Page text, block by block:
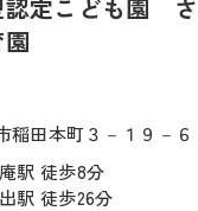
認定こども園 さ
稲田本町３－１９－６
駅 徒歩8分
駅 徒歩26分